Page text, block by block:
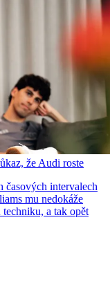
že Audi roste
časových intervalech
mu nedokáže
a tak opět